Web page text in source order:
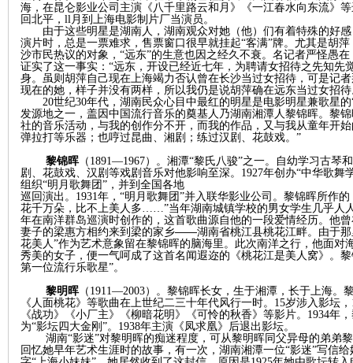
海，在昆仑影业公司主演《八千里路云和月》《一江春水向东流》
回北平，ll月到上海电影制片厂当演员。
由于这些明星是湖南人，湖南观众对她（他）们有着特殊的好
演片时，总是一票难求，售票窗口很早就挂起“客满”牌。尤其是胡
沙市民热议的对象，“远东”的生意也因之经久不衰。名记者严怪愚在
证实了这一事实： “远东，开设已经近七年，为聘请女招待之先知先
身。虽则胡萍自己现在上海竭力否认曾在长沙当过女招待，可是记
现在的她，样子并没有两样，所以我仍是说胡萍确在远东当过女招
20世纪30年代，湖南民众心目中最红的明星是电影明星兼歌星
发源地之一，盖因中国流行音乐的奠基人乃湖南湘潭人黎锦晖。黎
社的音乐活动，与我的创作分不开，而我的作品，又与我从童年开
弹拉打等乐器；也哼过昆曲、湘剧；练过汉剧、花鼓戏。”
黎锦晖（ 1891—1967）。湘潭“黎氏八骏”之一。自幼学习古琴
剧、花鼓戏、汉剧等戏剧音乐对他影响至深。1927年创办“中华歌舞
组织“明月歌舞团”，并到全国各地
巡回演出。 1931年，“明月歌舞团”并入联华影业公司。黎锦晖所作的
花千万朵，比不上美人多……”当年湖南城镇学校的男女学生几乎人
年在南洋群岛巡演时创作的，这首歌曲源自他的一段爱情经历。他
妻子的梁惠方相约来到梁的家乡——湖南省桃江县桃花江畔。由于
花美人”作为艺术意象留在黎锦晖的脑海里。此次南洋之行，他面对
秀美的女子，便一气呵成了这首名闻遐迩的《桃花江是美人窝》 。
第一位流行乐歌星”。
黎明晖（ 1911—2003）。黎锦晖长女，生于湘潭，长于上海。
《人面桃花》等歌曲在上世纪二三十年代风行一时。15岁涉入影坛
《战功》《小厂主》《柳暗花明》《可怜的秋香》等影片。1934年
为“影坛四大金刚”。1938年主演《凤求凰》后退出影坛。
湖南“影迷”对黎明晖的痴迷程度，可从黎明晖同父异母的弟弟
回忆她早年艺术生涯时的故事，有一次，湖南湘潭一位“影迷”写信